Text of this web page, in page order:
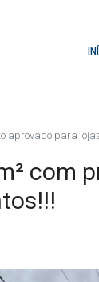
aprovado para
com